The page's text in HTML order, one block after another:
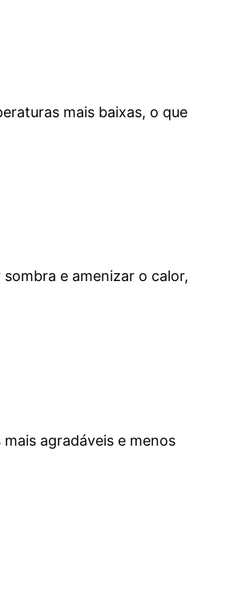
mais baixas, o que
e amenizar o calor,
agradáveis e menos